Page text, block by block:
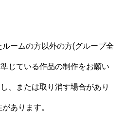
ームの方以外の方(グループ全
じている作品の制作をお願い
、または取り消す場合があり
あります。